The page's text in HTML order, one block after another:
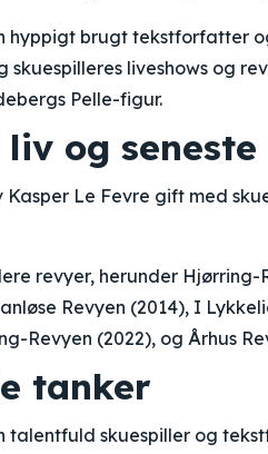
hyppigt brugt tekstforfatter
skuespilleres liveshows og
Pelle-figur.
liv og
Le Fevre gift med
revyer, herunder Hjørring-
Revyen (2014), I
Revyen (2022), og Århus
tanker
talentfuld skuespiller og